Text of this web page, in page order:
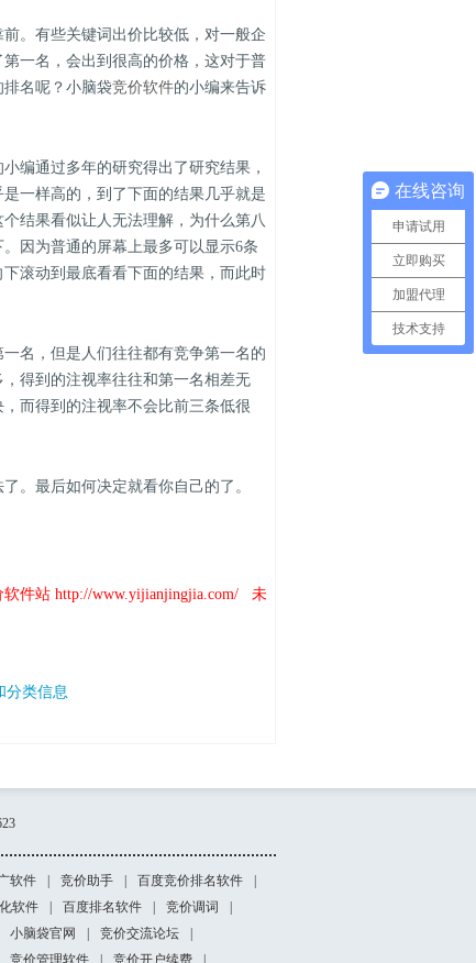
。有些关键词出价比较低，对一般企
一名，会出到很高的价格，这对于普
名呢？小脑袋竞价软件的小编来告诉
编通过多年的研究得出了研究结果，
一样高的，到了下面的结果几乎就是
结果看似让人无法理解，为什么第八
因为普通的屏幕上最多可以显示6条
滚动到最底看看下面的结果，而此时
名，但是人们往往都有竞争第一名的
得到的注视率往往和第一名相差无
而得到的注视率不会比前三条低很
。最后如何决定就看你自己的了。
软件站 http://www.yijianjingjia.com/
未
分类信息
软件 竞价助手 百度竞价排名软件
软件 百度排名软件 竞价调词
小脑袋官网 竞价交流论坛
竞价管理软件 竞价开户续费
在线咨询
申请试用
立即购买
加盟代理
技术支持